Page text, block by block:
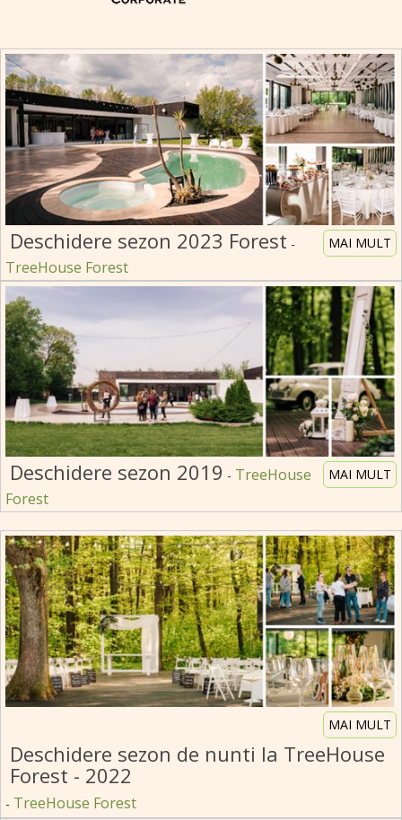
MAI MULT
Deschidere sezon 2023 Forest -
TreeHouse Forest
MAI MULT
Deschidere sezon 2019 - TreeHouse
Forest
MAI MULT
Deschidere sezon de nunti la TreeHouse
Forest - 2022
- TreeHouse Forest